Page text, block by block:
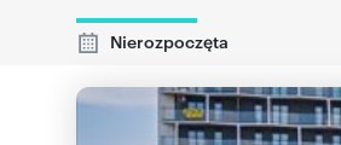
Nierozpoczęta